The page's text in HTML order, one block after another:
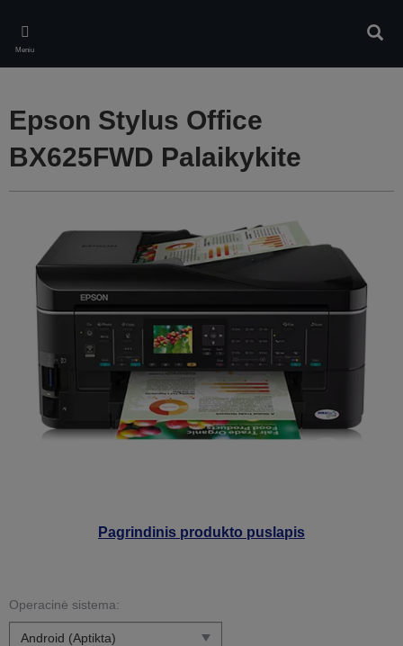
main
content
Meniu
Pagrindinis produkto puslapis
Epson Stylus Office
BX625FWD Palaikykite
Operacinė sistema: